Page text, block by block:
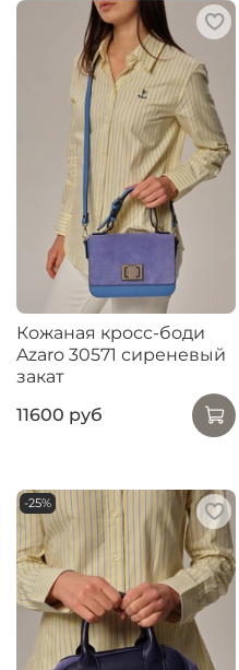
Кожаная кросс-боди
Azaro 30571 сиреневый
закат
11600 руб
-25%